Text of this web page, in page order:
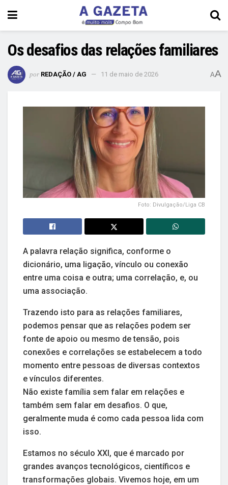
Os desafios das relações familiares
por REDAÇÃO / AG 11 de maio de 2026 AA
Foto: Divulgação/Liga CB
A palavra relação significa, conforme o
dicionário, uma ligação, vínculo ou conexão
entre uma coisa e outra; uma correlação, e, ou
uma associação.
Trazendo isto para as relações familiares,
podemos pensar que as relações podem ser
fonte de apoio ou mesmo de tensão, pois
conexões e correlações se estabelecem a todo
momento entre pessoas de diversas contextos
e vínculos diferentes.
Não existe família sem falar em relações e
também sem falar em desafios. O que,
geralmente muda é como cada pessoa lida com
isso.
Estamos no século XXI, que é marcado por
grandes avanços tecnológicos, científicos e
transformações globais. Vivemos hoje, em um